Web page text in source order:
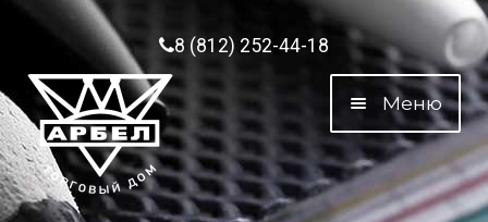
Перейти к навигации
Перейти к содержимому8 (812) 252-44-18
Меню